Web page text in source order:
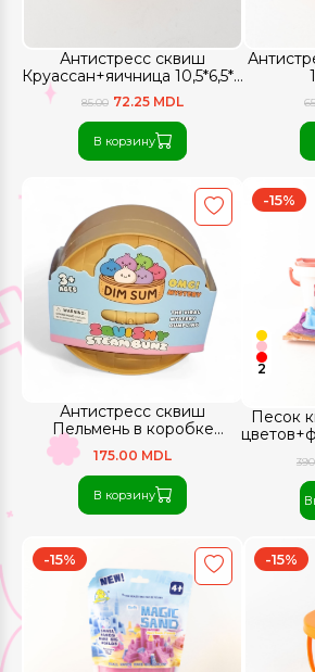
Антистресс сквиш
Круассан+яичница 10,5*6,5*4
см
85.00 72.25 MDL
В корзину
Антистресс сквиш
Пельмень в коробке
Mystery Color (8,5 см)
175.00 MDL
В корзину
Песок
-15%
2
-15% -15%